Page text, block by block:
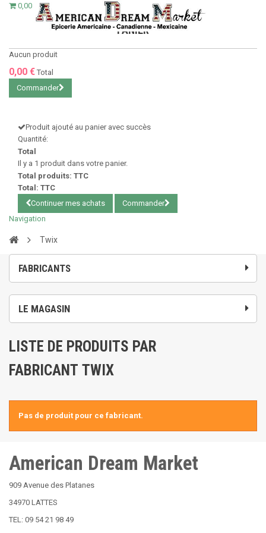
0,00 €
PANIER
Aucun produit
0,00 € Total
Commander
Produit ajouté au panier avec succès
Quantité:
Total
Il y a 1 produit dans votre panier.
Total produits: TTC
Total: TTC
Continuer mes achats
Commander
Navigation
Twix
FABRICANTS
LE MAGASIN
LISTE DE PRODUITS PAR
FABRICANT TWIX
Pas de produit pour ce fabricant.
American Dream Market
909 Avenue des Platanes
34970 LATTES
TEL: 09 54 21 98 49